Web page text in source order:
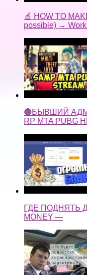
🍎 HOW TO
possible) →
🔴БЫВШИЙ
RP MTA PUBG
ГДЕ ПОДНЯТЬ
MONEY —